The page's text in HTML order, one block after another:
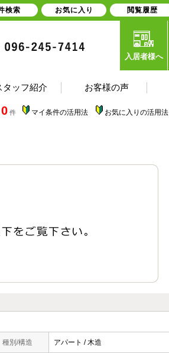
入居者様へ
タッフ紹介 お客様の声
0 件 マイ条件の活用法 お気に入りの活用法
種別/構造 アパート / 木造
検索 お気に入り 閲覧履歴